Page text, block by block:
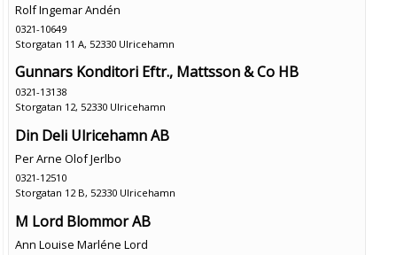
Rolf Ingemar Andén
0321-10649
Storgatan 11 A, 52330 Ulricehamn
Gunnars Konditori Eftr., Mattsson & Co HB
0321-13138
Storgatan 12, 52330 Ulricehamn
Din Deli Ulricehamn AB
Per Arne Olof Jerlbo
0321-12510
Storgatan 12 B, 52330 Ulricehamn
M Lord Blommor AB
Ann Louise Marléne Lord